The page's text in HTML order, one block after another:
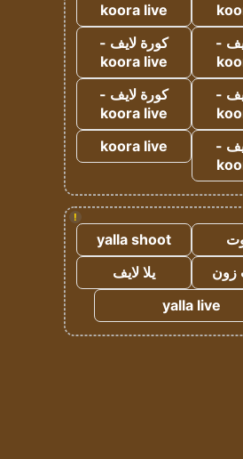
koora live
-
كورة لايف -
koora live
-
كورة لايف -
koora live
-
koora live
!
yalla shoot
زون
يلا لايف
yalla live